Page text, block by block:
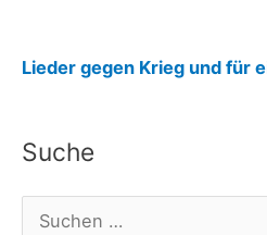
Lieder gegen Krieg und für
Suche